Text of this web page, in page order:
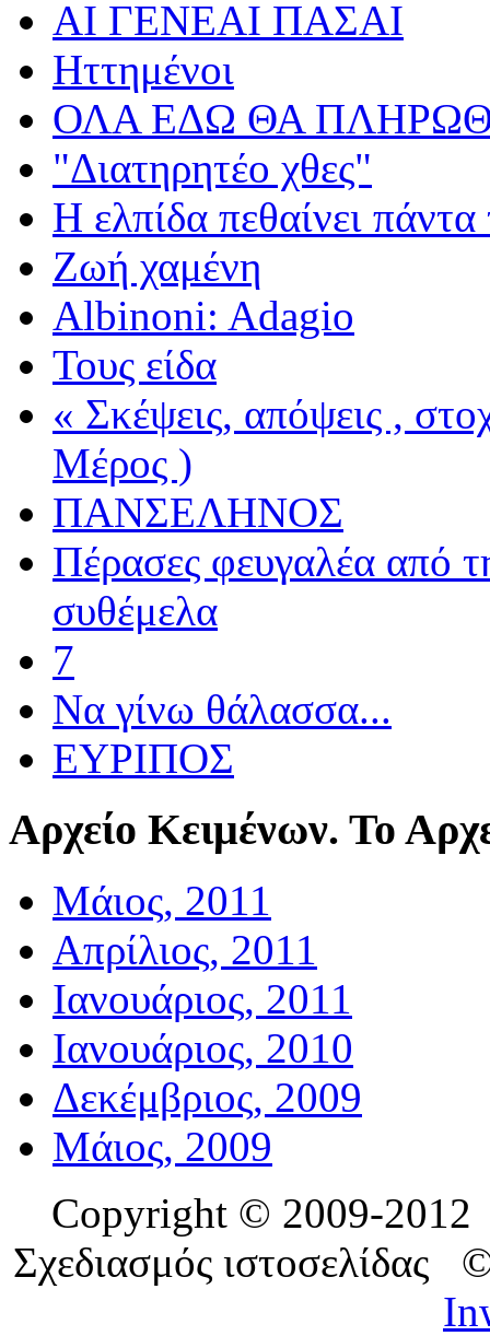
ΑΙ ΓΕΝΕΑΙ ΠΑΣΑΙ
Ηττημένοι
ΟΛΑ ΕΔΩ ΘΑ
"Διατηρητέο χθες"
Η ελπίδα πεθαίνει πάντα
Ζωή χαμένη
Albinoni: Adagio
Τους είδα
« Σκέψεις, απόψεις ,
Μέρος )
ΠΑΝΣΕΛΗΝΟΣ
Πέρασες φευγαλέα από
συθέμελα
7
Να γίνω θάλασσα...
ΕΥΡΙΠΟΣ
Αρχείο Κειμένων. Το
Μάιος, 2011
Απρίλιος, 2011
Ιανουάριος, 2011
Ιανουάριος, 2010
Δεκέμβριος, 2009
Μάιος, 2009
Copyright © 2009-
Σχεδιασμός